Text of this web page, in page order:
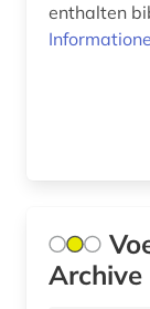
enthalten